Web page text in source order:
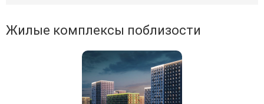
Жилые комплексы поблизости